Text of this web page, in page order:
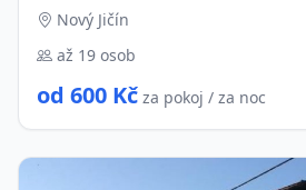
Nový Jičín
až 19 osob
od 600 Kč za pokoj / za noc